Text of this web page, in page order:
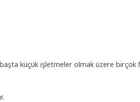
küçük işletmeler olmak üzere birçok